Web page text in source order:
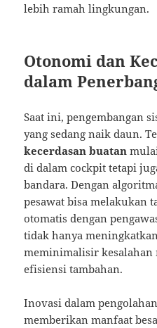
lebih ramah lingkungan.
Otonomi dan
dalam
Saat ini, pengembangan
yang sedang naik daun.
kecerdasan buatan
di dalam cockpit tetapi
bandara. Dengan
pesawat bisa melakukan
otomatis dengan
tidak hanya
meminimalisir kesalahan
efisiensi tambahan.
Inovasi dalam
memberikan manfaat